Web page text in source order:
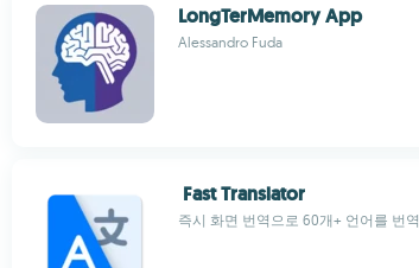
LongTerMemory App
Alessandro Fuda
Fast Translator
즉시 화면 번역으로 60개+ 언어를 번역